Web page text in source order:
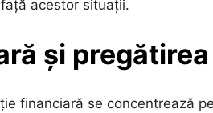
acestor situații.
și
financiară se concentrează